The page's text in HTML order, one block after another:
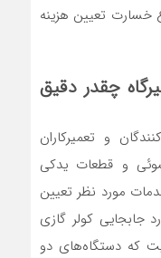
خسارت تعیین هزینه
چقدر دقیق
و تعمیرکاران
و قطعات یدکی
مورد نظر تعیین
جابجایی کولر گازی
که دستگاه‌های دو